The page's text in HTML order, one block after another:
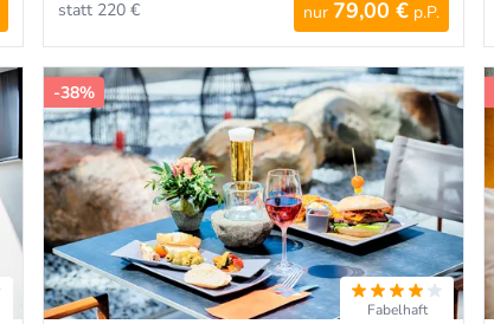
nur 79,00 € p.P.
statt 220 €
-38%
Fabelhaft